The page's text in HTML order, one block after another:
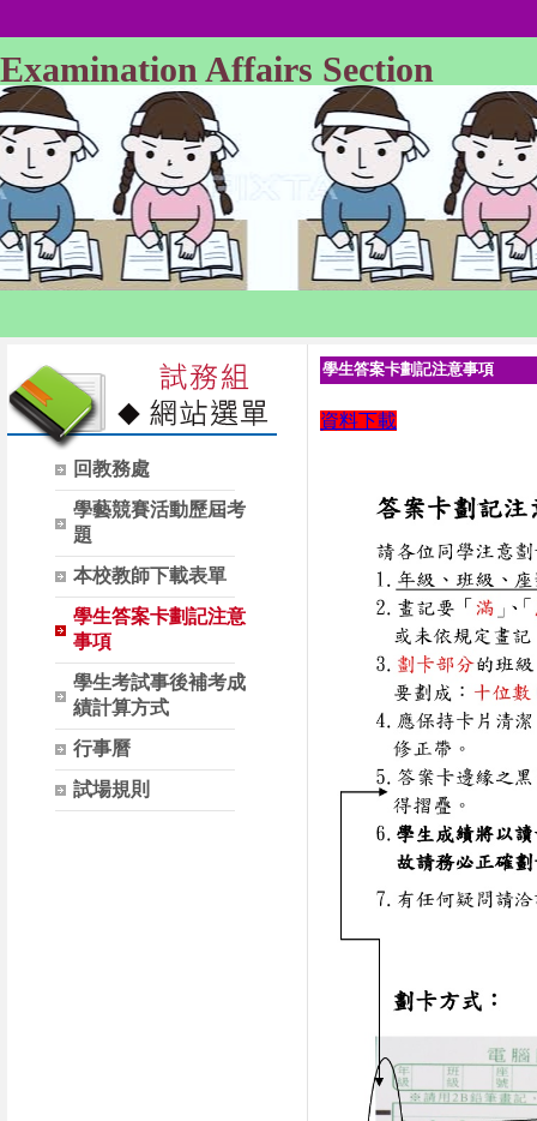
Examination Affairs Section
回教務處
學藝競賽活動歷屆考
題
本校教師下載表單
學生答案卡劃記注意
事項
學生考試事後補考成
績計算方式
行事曆
試場規則
學生答案卡劃記注意事項
資料下載